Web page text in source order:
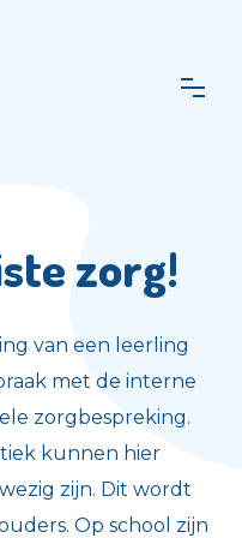
zorg!
van een leerling
met de interne
zorgbespreking.
kunnen hier
zijn. Dit wordt
Op school zijn